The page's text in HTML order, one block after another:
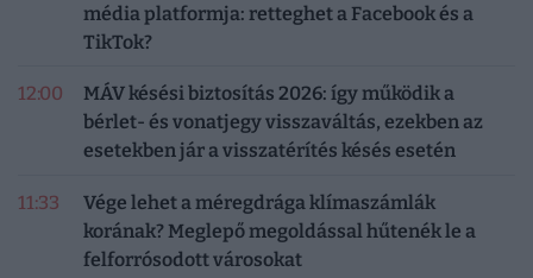
média platformja: retteghet a Facebook és a
TikTok?
12:00
MÁV késési biztosítás 2026: így működik a
bérlet- és vonatjegy visszaváltás, ezekben az
esetekben jár a visszatérítés késés esetén
11:33
Vége lehet a méregdrága klímaszámlák
korának? Meglepő megoldással hűtenék le a
felforrósodott városokat